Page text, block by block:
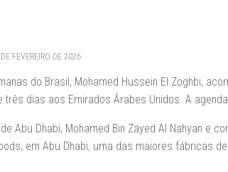
FEVEREIRO DE 2026
do Brasil, Mohamed Hussein El Zoghbi,
dias aos Emirados Árabes Unidos. A
Abu Dhabi, Mohamed Bin Zayed Al Nahyan e
em Abu Dhabi, uma das maiores fábricas